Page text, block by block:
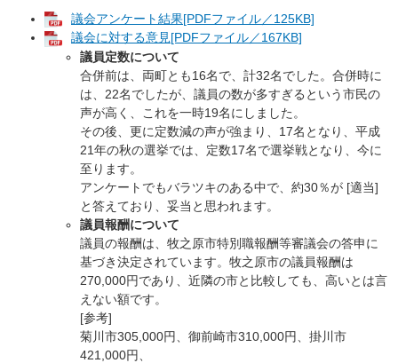
議会アンケート結果[PDFファイル／125KB]
議会に対する意見[PDFファイル／167KB]
議員定数について
合併前は、両町とも16名で、計32名でした。合併時に
は、22名でしたが、議員の数が多すぎるという市民の
声が高く、これを一時19名にしました。
その後、更に定数減の声が強まり、17名となり、平成
21年の秋の選挙では、定数17名で選挙戦となり、今に
至ります。
アンケートでもバラツキのある中で、約30％が [適当]
と答えており、妥当と思われます。
議員報酬について
議員の報酬は、牧之原市特別職報酬等審議会の答申に
基づき決定されています。牧之原市の議員報酬は
270,000円であり、近隣の市と比較しても、高いとは言
えない額です。
[参考]
菊川市305,000円、御前崎市310,000円、掛川市
421,000円、